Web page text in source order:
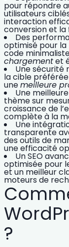
pour répondre
utilisateurs
interaction
conversion et la
Des
optimisé pour
code
chargementet
Unesécurité
la cible
unemeilleure
Une meilleure
thème sur
croissance de
complète à la
Une
transparente
des outils de
une efficacité
UnSEO
optimisée pour
et un meilleur
moteurs de
?